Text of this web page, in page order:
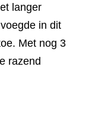
langer
in dit
Met nog 3
razend